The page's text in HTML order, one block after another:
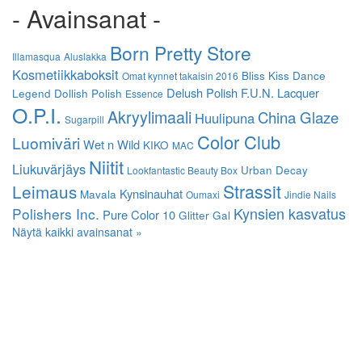
- Avainsanat -
Illamasqua Aluslakka Born Pretty Store
Kosmetiikkaboksit Omat kynnet takaisin 2016 Bliss Kiss Dance
Legend Dollish Polish Essence Delush Polish F.U.N. Lacquer
O.P.I. Sugarpill Akryylimaali Huulipuna China Glaze
LuomiväriWet n Wild KIKO MAC Color Club
Liukuvärjäys Niitit Lookfantastic Beauty Box Urban Decay
Leimaus Mavala Kynsinauhat Oumaxi Strassit Jindie Nails
Polishers Inc. Pure Color 10 Glitter Gal Kynsien kasvatus
Näytä kaikki avainsanat »